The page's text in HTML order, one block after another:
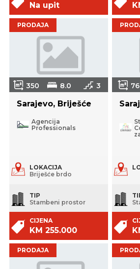
Na upit
PRODAJA
350 8.0 3
Sarajevo, Briješće
Agencija
Professionals
LOKACIJA
Briješće brdo
TIP
Stambeni prostor
CIJENA
KM 255.000
76
PRODAJA